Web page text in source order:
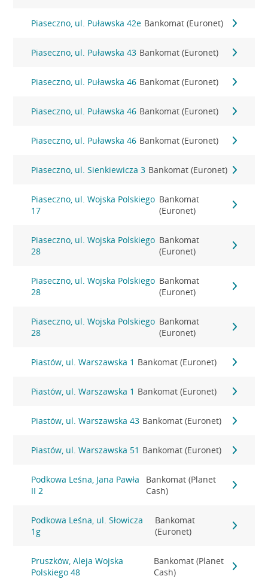
Piaseczno, ul. Puławska 42e Bankomat (Euronet)
Piaseczno, ul. Puławska 43 Bankomat (Euronet)
Piaseczno, ul. Puławska 46 Bankomat (Euronet)
Piaseczno, ul. Puławska 46 Bankomat (Euronet)
Piaseczno, ul. Puławska 46 Bankomat (Euronet)
Piaseczno, ul. Sienkiewicza 3 Bankomat (Euronet)
Piaseczno, ul. Wojska Polskiego
17
Bankomat
(Euronet)
Piaseczno, ul. Wojska Polskiego
28
Bankomat
(Euronet)
Piaseczno, ul. Wojska Polskiego
28
Bankomat
(Euronet)
Piaseczno, ul. Wojska Polskiego
28
Bankomat
(Euronet)
Piastów, ul. Warszawska 1 Bankomat (Euronet)
Piastów, ul. Warszawska 1 Bankomat (Euronet)
Piastów, ul. Warszawska 43 Bankomat (Euronet)
Piastów, ul. Warszawska 51 Bankomat (Euronet)
Podkowa Leśna, Jana Pawła
II 2
Bankomat (Planet
Cash)
Podkowa Leśna, ul. Słowicza
1g
Bankomat
(Euronet)
Pruszków, Aleja Wojska
Polskiego 48
Bankomat (Planet
Cash)